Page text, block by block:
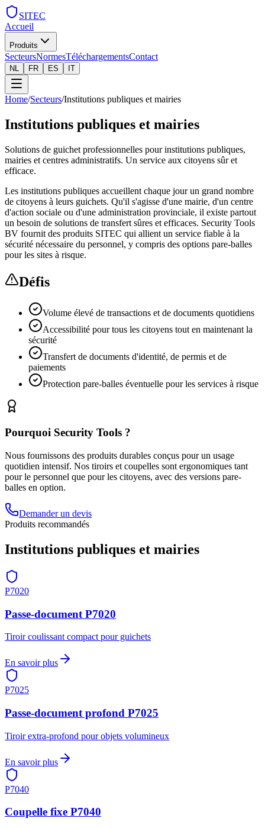
SITEC
Accueil
Produits
SecteursNormesTéléchargementsContact
NL FR ES IT
Home/Secteurs/Institutions publiques et mairies
Institutions publiques et mairies
Solutions de guichet professionnelles pour institutions publiques,
mairies et centres administratifs. Un service aux citoyens sûr et
efficace.
Les institutions publiques accueillent chaque jour un grand nombre
de citoyens à leurs guichets. Qu'il s'agisse d'une mairie, d'un centre
d'action sociale ou d'une administration provinciale, il existe partout
un besoin de solutions de transfert sûres et efficaces. Security Tools
BV fournit des produits SITEC qui allient un service fiable à la
sécurité nécessaire du personnel, y compris des options pare-balles
pour les sites à risque.
Défis
Volume élevé de transactions et de documents quotidiens
Accessibilité pour tous les citoyens tout en maintenant la
sécurité
Transfert de documents d'identité, de permis et de
paiements
Protection pare-balles éventuelle pour les services à risque
Pourquoi Security Tools ?
Nous fournissons des produits durables conçus pour un usage
quotidien intensif. Nos tiroirs et coupelles sont ergonomiques tant
pour le personnel que pour les citoyens, avec des versions pare-
balles en option.
Demander un devis
Produits recommandés
Institutions publiques et mairies
P7020
Passe-document P7020
Tiroir coulissant compact pour guichets
En savoir plus
P7025
Passe-document profond P7025
Tiroir extra-profond pour objets volumineux
En savoir plus
P7040
Coupelle fixe P7040